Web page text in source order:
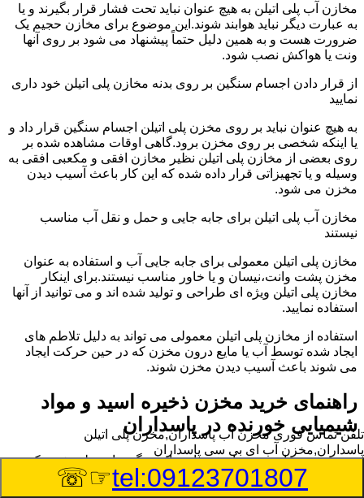
مخازن آب پلی اتیلن به هیچ عنوان نباید تحت فشار قرار بگیرند و یا
به عبارت دیگر نباید هوابند شوند.این موضوع برای مخازن حجیم یک
ضرورت هست و به همین دلیل حتماً پیشنهاد می شود بر روی آنها
ونت یا هواکش نصب شود.
از قرار دادن اجسام سنگین بر روی بدنه مخازن پلی اتیلن خود داری
نمایید
به هیچ عنوان نباید بر روی مخزن پلی اتیلن اجسام سنگین قرار داد و
یا اینکه شخصی بر روی مخزن برود.گاهی اوقات مشاهده شده بر
روی بعضی از مخازن پلی اتیلن نظیر مخازن افقی و مکعبی افقی به
وسیله و یا تجهیزاتی قرار داده شده که این کار باعث آسیب دیدن
مخزن می شود.
مخازن آب پلی اتیلن برای جابه جایی و حمل و نقل آب مناسب
نیستند
مخازن پلی اتیلن معمولی برای جابه جایی آب و استفاده به عنوان
مخزن پشت وانت،نیسان و یا خاور مناسب نیستند.برای اینکار
مخازن پلی اتیلن ویژه ای طراحی و تولید شده اند و می توانید از آنها
استفاده نمایید.
استفاده از مخازن پلی اتیلن معمولی می تواند به دلیل تلاطم های
ایجاد شده توسط آب یا مایع درون مخزن که در حین حرکت ایجاد
می شوند باعث آسیب دیدن مخزن شوند.
راهنمای خرید مخزن ذخیره اسید و مواد
شیمیایی خورنده در پاسداران
مخزن ذخیره اسید و مواد شیمیایی باید به گونه ای تولید شوند که
بتوانند در برابر چگالی نسبتا بالا و خورندگی انواع اسیدها مقاومت
کافی داشته باشند.به همین دلیل نمی توان در هر مخزنی اسید و مواد
تلفن تماس فوریمخزن آب پاسداران,مخزن پلی اتیلن
پاسداران,مخزن آب ای بی سی پاسداران
tel:09123701807
☞☏